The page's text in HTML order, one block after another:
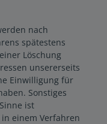
nach
spätestens
Löschung
unsererseits
Einwilligung für
Sonstiges
ist
einem Verfahren